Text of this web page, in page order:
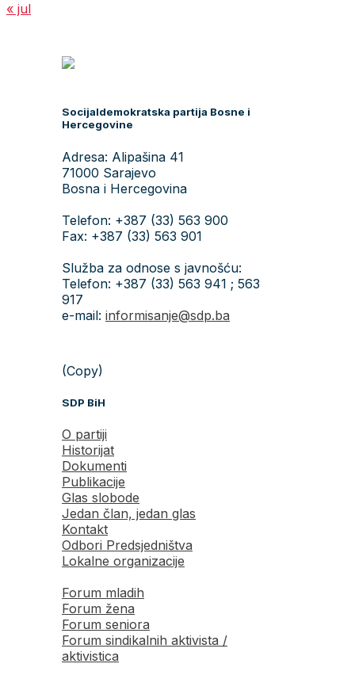
« jul
Socijaldemokratska partija Bosne i
Hercegovine
Adresa: Alipašina 41
71000 Sarajevo
Bosna i Hercegovina
Telefon: +387 (33) 563 900
Fax: +387 (33) 563 901
Služba za odnose s javnošću:
Telefon: +387 (33) 563 941 ; 563
917
e-mail: informisanje@sdp.ba
(Copy)
SDP BiH
O partiji
Historijat
Dokumenti
Publikacije
Glas slobode
Jedan član, jedan glas
Kontakt
Odbori Predsjedništva
Lokalne organizacije
Forum mladih
Forum žena
Forum seniora
Forum sindikalnih aktivista /
aktivistica